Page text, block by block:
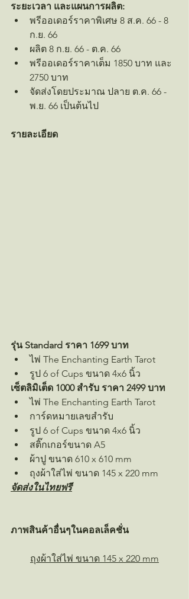
ระยะเวลา และแผนการผลิต:
พรีออเดอร์ราคาพิเศษ 8 ส.ค. 66 - 8
ก.ย. 66
ผลิต 8 ก.ย. 66 - ต.ค. 66
พรีออเดอร์ราคาเต็ม 1850 บาท และ
2750 บาท
จัดส่งโดยประมาณ ปลาย ต.ค. 66 -
พ.ย. 66 เป็นต้นไป
รายละเอียด
รุ่น Standard ราคา 1699 บาท
ไพ่ The Enchanting Earth Tarot
รูป 6 of Cups ขนาด 4x6 นิ้ว
เซ็ตลิมิเต็ด 1000 สำรับ ราคา 2499 บาท
ไพ่ The Enchanting Earth Tarot
การ์ดหมายเลขสำรับ
รูป 6 of Cups ขนาด 4x6 นิ้ว
สติ๊กเกอร์ขนาด A5
ผ้าปู ขนาด 610 x 610 mm
ถุงผ้าใส่ไพ่ ขนาด 145 x 220 mm
จัดส่งในไทยฟรี
ภาพสินค้าอื่นๆในคอลเล็คชั่น
ถุงผ้าใส่ไพ่ ขนาด 145 x 220 mm